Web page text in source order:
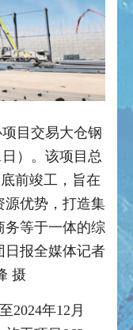
目交易大仓钢
）。该项目总
前竣工，旨在
源优势，打造集
务等于一体的综
日报全媒体记者
摄
2024年12月